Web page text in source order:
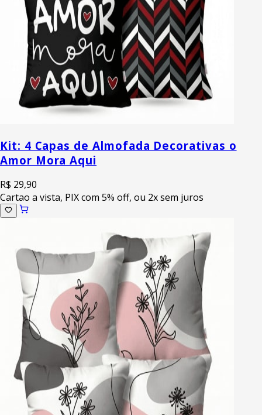
Kit: 4 Capas de Almofada Decorativas o
Amor Mora Aqui
R$ 29,90
Cartao a vista, PIX com 5% off, ou 2x sem juros